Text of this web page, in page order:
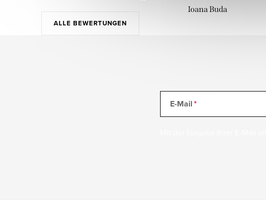
ALLE BEWERTUNGEN
Ioana Buda
E-Mail